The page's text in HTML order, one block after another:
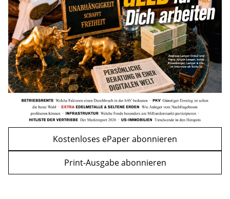
WEITERE ARTIKEL
zurückweiter
mehr
Kostenloses ePaper abonnieren
Print-Ausgabe abonnieren